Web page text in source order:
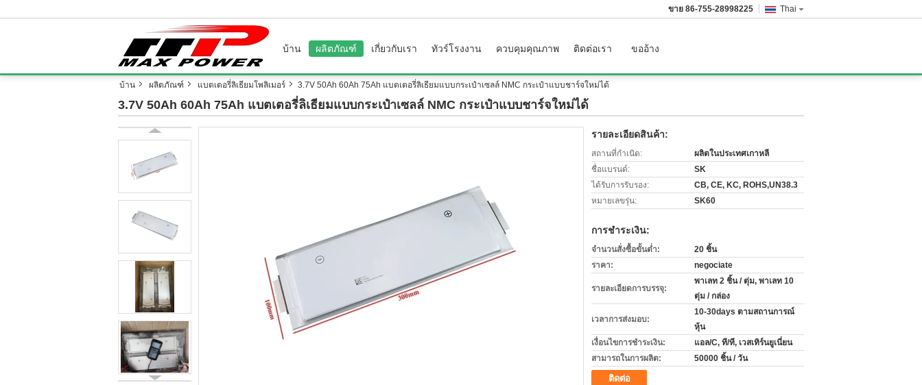
Thai
ขาย 86-755-28998225
บ้าน ผลิตภัณฑ์ เกี่ยวกับเรา ทัวร์โรงงาน ควบคุมคุณภาพ ติดต่อเรา ขออ้าง
บ้าน ผลิตภัณฑ์ แบตเตอรี่ลิเธียมโพลิเมอร์ 3.7V 50Ah 60Ah 75Ah แบตเตอรี่ลิเธียมแบบกระเป๋าเซลล์ NMC กระเป๋าแบบชาร์จใหม่ได้
3.7V 50Ah 60Ah 75Ah แบตเตอรี่ลิเธียมแบบกระเป๋าเซลล์ NMC กระเป๋าแบบชาร์จใหม่ได้
รายละเอียดสินค้า:
สถานที่กำเนิด:
ผลิตในประเทศเกาหลี
ชื่อแบรนด์:
SK
ได้รับการรับรอง:
CB, CE, KC, ROHS,UN38.3
หมายเลขรุ่น:
SK60
การชำระเงิน:
จำนวนสั่งซื้อขั้นต่ำ:
20 ชิ้น
ราคา:
negociate
รายละเอียดการบรรจุ:
พาเลท 2 ชิ้น / ตุ่ม, พาเลท 10
ตุ่ม / กล่อง
เวลาการส่งมอบ:
10-30days ตามสถานการณ์
หุ้น
เงื่อนไขการชำระเงิน:
แอล/C, ที/ที, เวสเทิร์นยูเนี่ยน
สามารถในการผลิต:
50000 ชิ้น / วัน
ติดต่อ